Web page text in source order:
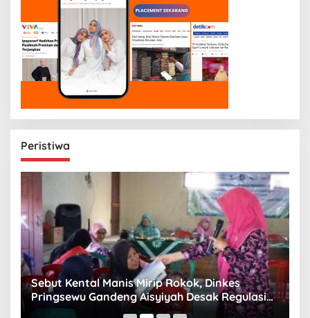
Peristiwa
Sebut Kental Manis Mirip Rokok, Dinkes
Pringsewu Gandeng Aisyiyah Desak Regulasi
Gizi Anak